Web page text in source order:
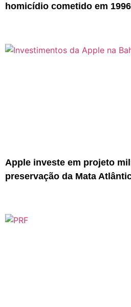
homicídio cometido em
Apple investe em projeto
preservação da Mata